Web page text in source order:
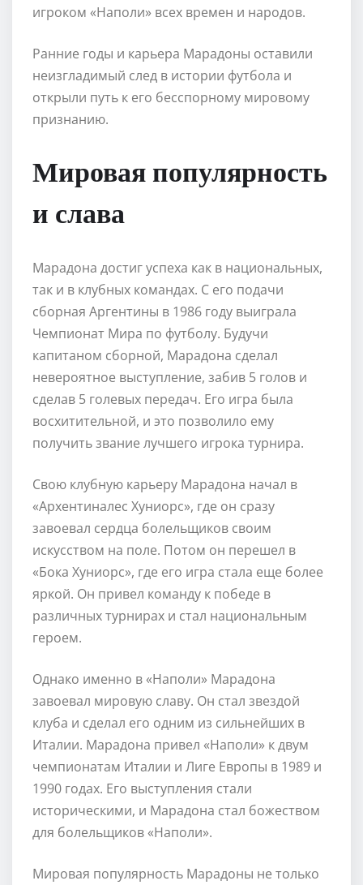
игроком «Наполи» всех времен и народов.
Ранние годы и карьера Марадоны оставили
неизгладимый след в истории футбола и
открыли путь к его бесспорному мировому
признанию.
Мировая популярность
и слава
Марадона достиг успеха как в национальных,
так и в клубных командах. С его подачи
сборная Аргентины в 1986 году выиграла
Чемпионат Мира по футболу. Будучи
капитаном сборной, Марадона сделал
невероятное выступление, забив 5 голов и
сделав 5 голевых передач. Его игра была
восхитительной, и это позволило ему
получить звание лучшего игрока турнира.
Свою клубную карьеру Марадона начал в
«Архентиналес Хуниорс», где он сразу
завоевал сердца болельщиков своим
искусством на поле. Потом он перешел в
«Бока Хуниорс», где его игра стала еще более
яркой. Он привел команду к победе в
различных турнирах и стал национальным
героем.
Однако именно в «Наполи» Марадона
завоевал мировую славу. Он стал звездой
клуба и сделал его одним из сильнейших в
Италии. Марадона привел «Наполи» к двум
чемпионатам Италии и Лиге Европы в 1989 и
1990 годах. Его выступления стали
историческими, и Марадона стал божеством
для болельщиков «Наполи».
Мировая популярность Марадоны не только